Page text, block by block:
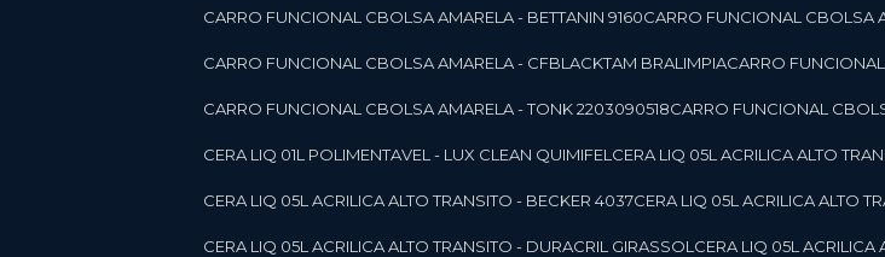
CARRO FUNCIONAL CBOLSA AMARELA - BETTANIN 9160 CARRO FUNCIONAL
CARRO FUNCIONAL CBOLSA AMARELA - CFBLACKTAM BRALIMPIA CARRO
CARRO FUNCIONAL CBOLSA AMARELA - TONK 2203090518 CARRO FUNCIONAL
CERA LIQ 01L POLIMENTAVEL - LUX CLEAN QUIMIFEL CERA LIQ 05L ACRILICA ALTO
CERA LIQ 05L ACRILICA ALTO TRANSITO - BECKER 4037 CERA LIQ 05L ACRILICA ALTO
CERA LIQ 05L ACRILICA ALTO TRANSITO - DURACRIL GIRASSOL CERA LIQ 05L